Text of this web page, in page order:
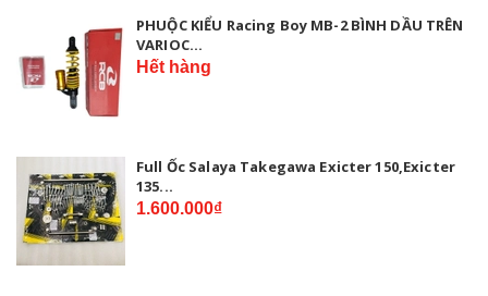
PHUỘC KIỂU Racing Boy MB-2 BÌNH DẦU TRÊN
VARIOC...
Hết hàng
Full Ốc Salaya Takegawa Exicter 150,Exicter
135...
1.600.000₫